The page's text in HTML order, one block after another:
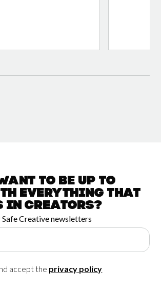
to be up to
everything that
inCreators?
Creative newsletters
accept the privacy policy